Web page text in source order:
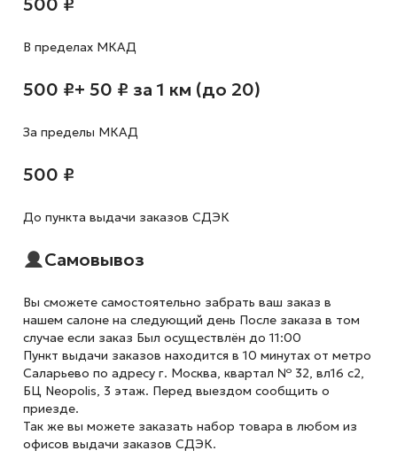
В пределах МКАД
500 ₽+ 50 ₽ за 1 км (до 20)
За пределы МКАД
500 ₽
До пункта выдачи заказов СДЭК
Самовывоз
Вы сможете самостоятельно забрать ваш заказ в
нашем салоне на следующий день После заказа в том
случае если заказ Был осуществлён до 11:00
Пункт выдачи заказов находится в 10 минутах от метро
Саларьево по адресу г. Москва, квартал № 32, вл16 с2,
БЦ Neopolis, 3 этаж. Перед выездом сообщить о
приезде.
Так же вы можете заказать набор товара в любом из
офисов выдачи заказов СДЭК.